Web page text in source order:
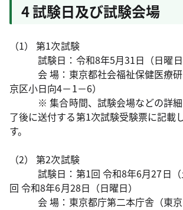
4 試験日及び試験会場
（1） 第1次試験
試験日：令和8年5月31日（日曜日
会 場：東京都社会福祉保健医療研
京区小日向4－1－6）
※ 集合時間、試験会場などの詳細
了後に送付する第1次試験受験票に記載
す。
（2） 第2次試験
試験日：第1回 令和8年6月27日（
回 令和8年6月28日（日曜日）
会 場：東京都庁第二本庁舎（東京